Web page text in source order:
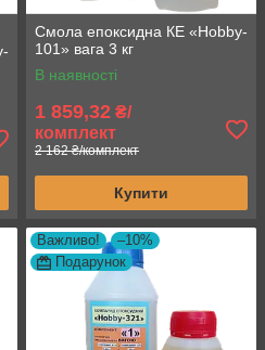
Смола епоксидна КЕ «Hobby-
101» вага 3 кг
В наявності
1 859,32 ₴/
комплект
2 162 ₴/комплект
Купити
Важливо!
–10%
Подарунок